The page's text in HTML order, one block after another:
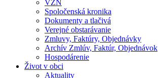
VZN
Spoločenská kronika
Dokumenty a tlačivá
Verejné obstarávanie
Zmluvy, Faktúry, Objednávky
Archív Zmlúv, Faktúr, Objednávok
Hospodárenie
Život v obci
Aktuality